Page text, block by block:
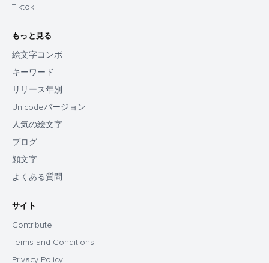
Tiktok
もっと見る
絵文字コンボ
キーワード
リリース年別
Unicodeバージョン
人気の絵文字
ブログ
顔文字
よくある質問
サイト
Contribute
Terms and Conditions
Privacy Policy